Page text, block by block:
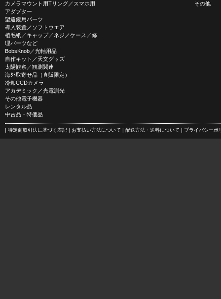
カメラマウント用Tリング／スマホ用
アダプター
望遠鏡用パーツ
導入装置／ソフトウエア
植毛紙／キャップ／ネジ／ケース／修
理パーツなど
BobsKnob／光軸用品
自作キット／天文グッズ
太陽観察／観測関連
海外取寄せ品（直販限定）
冷却CCDカメラ
アカデミック／光電測光
その他電子機器
レンタル品
中古品・特価品
その他
| 特定商取引法に基づく表記 | お支払い方法について | 配送方法・送料について | プライバシーポ